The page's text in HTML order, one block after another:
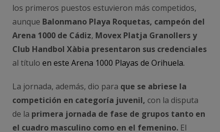
los primeros puestos estuvieron más competidos,
aunque Balonmano Playa Roquetas, campeón del
Arena 1000 de Cádiz, Movex Platja Granollers y
Club Handbol Xàbia presentaron sus credenciales
al título en este Arena 1000 Playas de Orihuela.
La jornada, además, dio para que se abriese la
competición en categoría juvenil, con la disputa
de la primera jornada de fase de grupos tanto en
el cuadro masculino como en el femenino. El